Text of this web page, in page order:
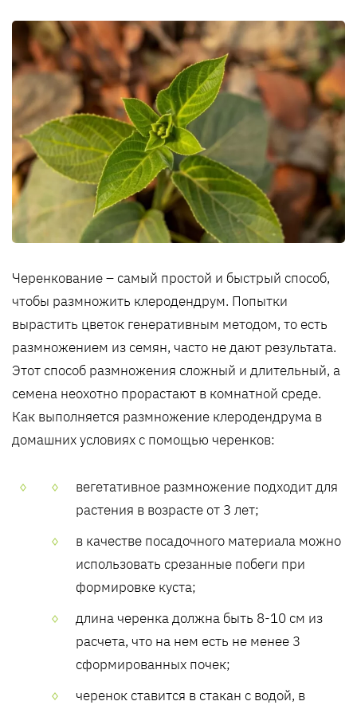
Черенкование – самый простой и быстрый способ,
чтобы размножить клеродендрум. Попытки
вырастить цветок генеративным методом, то есть
размножением из семян, часто не дают результата.
Этот способ размножения сложный и длительный, а
семена неохотно прорастают в комнатной среде.
Как выполняется размножение клеродендрума в
домашних условиях с помощью черенков:
вегетативное размножение подходит для
растения в возрасте от 3 лет;
в качестве посадочного материала можно
использовать срезанные побеги при
формировке куста;
длина черенка должна быть 8-10 см из
расчета, что на нем есть не менее 3
сформированных почек;
черенок ставится в стакан с водой, в